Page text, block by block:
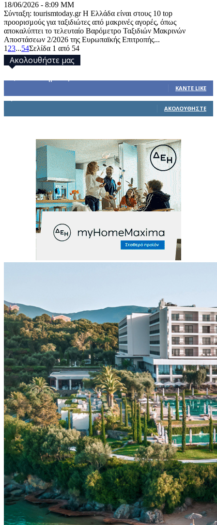
18/06/2026 - 8:09 ΜΜ
Σύνταξη: tourismtoday.gr Η Ελλάδα είναι στους 10 top
προορισμούς για ταξιδιώτες από μακρινές αγορές, όπως
αποκαλύπτει το τελευταίο Βαρόμετρο Ταξιδιών Μακρινών
Αποστάσεων 2/2026 της Ευρωπαϊκής Επιτροπής...
1 23...54Σελίδα 1 από 54
Ακολουθήστε μας
ΚΆΝΤΕ LIKE
ΑΚΟΛΟΥΘΉΣΤΕ